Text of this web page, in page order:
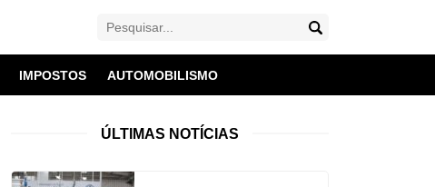
IMPOSTOS AUTOMOBILISMO
ÚLTIMAS NOTÍCIAS